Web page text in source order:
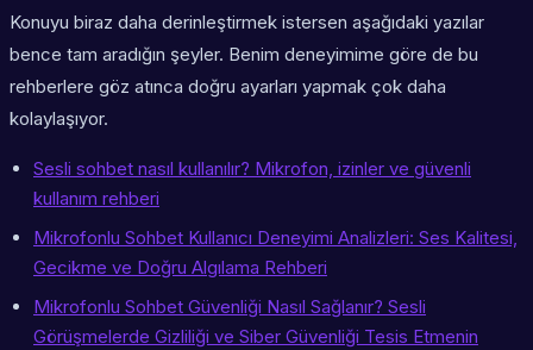
Konuyu biraz daha derinleştirmek istersen aşağıdaki yazılar
bence tam aradığın şeyler. Benim deneyimime göre de bu
rehberlere göz atınca doğru ayarları yapmak çok daha
kolaylaşıyor.
Sesli sohbet nasıl kullanılır? Mikrofon, izinler ve güvenli
kullanım rehberi
Mikrofonlu Sohbet Kullanıcı Deneyimi Analizleri: Ses Kalitesi,
Gecikme ve Doğru Algılama Rehberi
Mikrofonlu Sohbet Güvenliği Nasıl Sağlanır? Sesli
Görüşmelerde Gizliliği ve Siber Güvenliği Tesis Etmenin